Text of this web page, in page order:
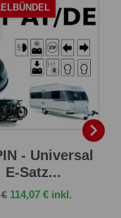
- Universal
E-Satz...
Preis
114,07 € inkl.
